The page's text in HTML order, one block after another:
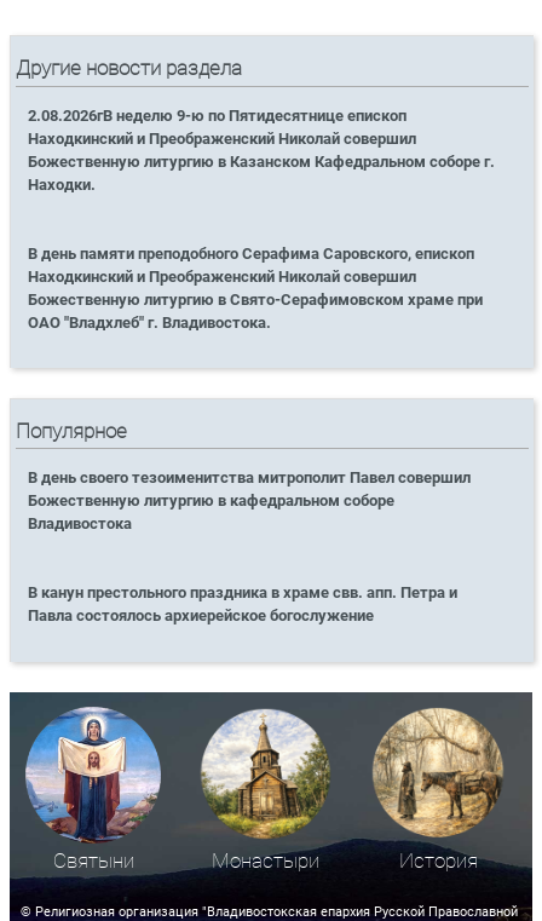
Другие новости раздела
2.08.2026гВ неделю 9-ю по Пятидесятнице епископ
Находкинский и Преображенский Николай совершил
Божественную литургию в Казанском Кафедральном соборе г.
Находки.
В день памяти преподобного Серафима Саровского, епископ
Находкинский и Преображенский Николай совершил
Божественную литургию в Свято-Серафимовском храме при
ОАО "Владхлеб" г. Владивостока.
Популярное
В день своего тезоименитства митрополит Павел совершил
Божественную литургию в кафедральном соборе
Владивостока
В канун престольного праздника в храме свв. апп. Петра и
Павла состоялось архиерейское богослужение
Святыни Монастыри История
© Религиозная организация "Владивостокская епархия Русской Православной